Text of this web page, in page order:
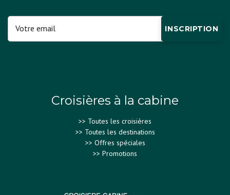
INSCRIPTION
Croisières à la cabine
>> Toutes les croisières
>> Toutes les destinations
>> Offres spéciales
>> Promotions